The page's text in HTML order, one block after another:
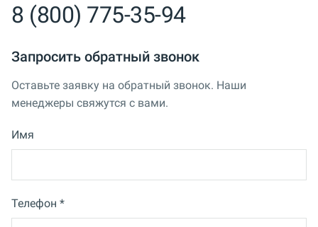
8 (800) 775-35-94
Запросить обратный звонок
Оставьте заявку на обратный звонок. Наши
менеджеры свяжутся с вами.
Имя
Телефон *